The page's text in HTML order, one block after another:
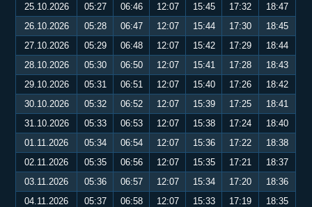
25.10.2026
05:27 06:46 12:07 15:45 17:32
18:47
26.10.2026
05:28 06:47 12:07 15:44 17:30
18:45
27.10.2026
05:29 06:48 12:07 15:42 17:29
18:44
28.10.2026
05:30 06:50 12:07 15:41 17:28
18:43
29.10.2026
05:31 06:51 12:07 15:40 17:26
18:42
30.10.2026
05:32 06:52 12:07 15:39 17:25
18:41
31.10.2026
05:33 06:53 12:07 15:38 17:24
18:40
01.11.2026
05:34 06:54 12:07 15:36 17:22
18:38
02.11.2026
05:35 06:56 12:07 15:35 17:21
18:37
03.11.2026
05:36 06:57 12:07 15:34 17:20
18:36
04.11.2026
05:37 06:58 12:07 15:33 17:19 18:35